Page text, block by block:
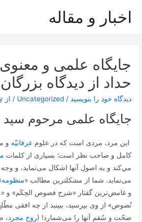
اخبار و مقاله
جایگاه علمی و
حداد از دیدگاه بزرگان
دیدگاه‌ خود را بنویسید /
Uncategorized / از
جایگاه علمی مرحوم
‏ اين مرد، مردى است كه در علوم عرفانيّه و
كامل و صاحب نظر است؛ بسيارى از كلمات
مي‌كند و به اصول آنها اشكال می‌‏نمايد، و
می‌‏نمايد. شما از مشكلترين مطالب «منظومه
و غامض‏‌ترين گفتار «شرح فصوص الحِكَم» و
نُصوص» از وى بپرسيد، ببينيد از چه افقى
صحّت و سُقم آنها را می‌شمارد! (روح مجرد،